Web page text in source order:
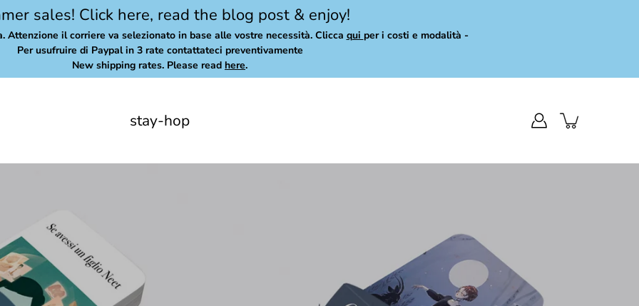
sales! Click here, read the blog post & enjoy!
Attenzione il corriere va selezionato in base alle vostre necessità. Clicca qui per i costi e modalità -
Per usufruire di Paypal in 3 rate contattateci preventivamente
New shipping rates. Please read here.
stay-hop